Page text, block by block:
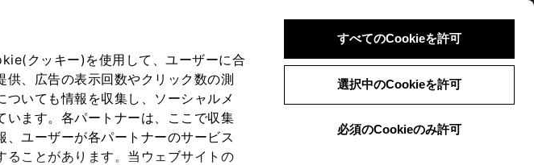
クッキー)を使用して、ユーザーに合
、広告の表示回数やクリック数の測
いても情報を収集し、ソーシャルメ
います。各パートナーは、ここで収集
ユーザーが各パートナーのサービス
ることがあります。当ウェブサイトの
すべてのCookieを許可
選択中のCookieを許可
必須のCookieのみ許可
ログイン 検索 メニュー
。
メニュー